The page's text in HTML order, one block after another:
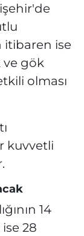
itibaren ise
ve gök
olması
kuvvetli
14
ise 28